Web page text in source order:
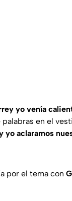
yo venía
en el
yo aclaramos
por el tema con